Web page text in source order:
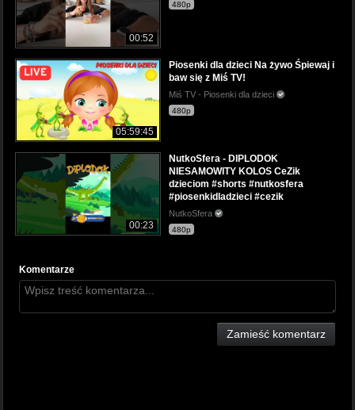
00:52
480p
05:59:45
Piosenki dla dzieci Na żywo Śpiewaj i
baw się z Miś TV!
Miś TV - Piosenki dla dzieci
480p
00:23
NutkoSfera - DIPLODOK
NIESAMOWITY KOLOS CeZik
dzieciom #shorts #nutkosfera
#piosenkidladzieci #cezik
NutkoSfera
480p
Komentarze
Zamieść komentarz